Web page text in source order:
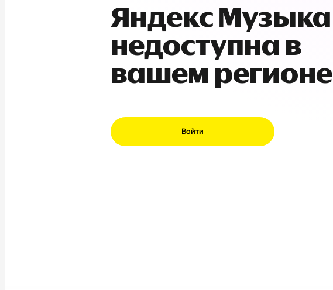
Яндекс Музыка
недоступна в
вашем регионе
Войти